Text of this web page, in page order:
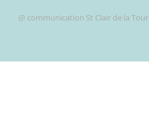
@ communication St Clair de la Tour